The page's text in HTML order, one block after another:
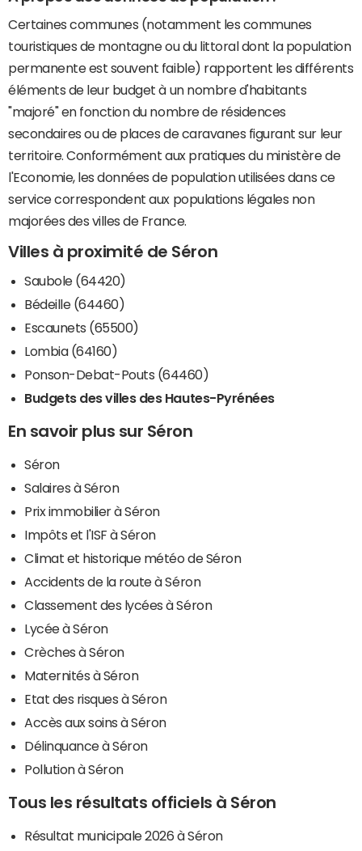
Certaines communes (notamment les communes
touristiques de montagne ou du littoral dont la population
permanente est souvent faible) rapportent les différents
éléments de leur budget à un nombre d'habitants
"majoré" en fonction du nombre de résidences
secondaires ou de places de caravanes figurant sur leur
territoire. Conformément aux pratiques du ministère de
l'Economie, les données de population utilisées dans ce
service correspondent aux populations légales non
majorées des villes de France.
Villes à proximité de Séron
Saubole (64420)
Bédeille (64460)
Escaunets (65500)
Lombia (64160)
Ponson-Debat-Pouts (64460)
Budgets des villes des Hautes-Pyrénées
En savoir plus sur Séron
Séron
Salaires à Séron
Prix immobilier à Séron
Impôts et l'ISF à Séron
Climat et historique météo de Séron
Accidents de la route à Séron
Classement des lycées à Séron
Lycée à Séron
Crèches à Séron
Maternités à Séron
Etat des risques à Séron
Accès aux soins à Séron
Délinquance à Séron
Pollution à Séron
Tous les résultats officiels à Séron
Résultat municipale 2026 à Séron